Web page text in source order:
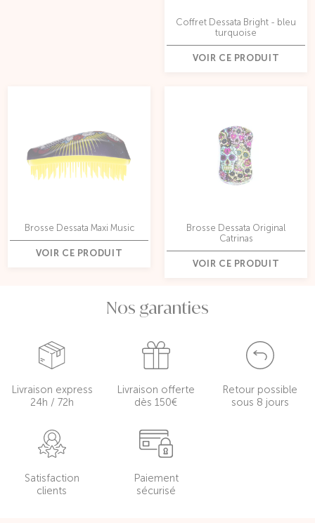
Coffret Dessata Bright - bleu
turquoise
VOIR CE PRODUIT
Brosse Dessata Maxi Music
VOIR CE PRODUIT
Brosse Dessata Original
Catrinas
VOIR CE PRODUIT
Nos garanties
Livraison express
24h / 72h
Livraison offerte
dès 150€
Retour possible
sous 8 jours
Satisfaction
clients
Paiement
sécurisé